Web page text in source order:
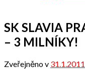
SK SLAVIA
– 3 MILNÍKY!
Zveřejněno v 31.1.2011